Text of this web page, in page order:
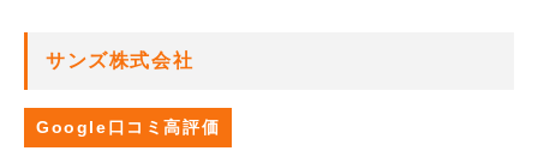
サンズ株式会社
Google口コミ高評価